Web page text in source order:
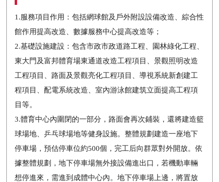
1.服務項目作用：包括網球館及戶外附設設備改造、綜合性
館作用提高改造、數據服務中心提高改造等；
2.基礎設施建設：包含市政市政道路工程、園林綠化工程、
東大門及富邦體育場東通道改造工程項目、景觀照明改造
工程項目、路面及景觀亮化工程項目、導視系統新創建工
程項目、配電系統改造、室內游泳館建筑立面提高工程項
目等。
3.體育中心內圍閉的一部分，路面會再次鋪裝，還將建造籃
球場地、乒乓球場地等健身設施。整體規劃建造一座地下
停車場，預估停車位約500個，完工后向群眾對外開放。依
據整體規劃，地下停車場無外接設備進出口，若機動車輛
想停進來，需進到成體中心內。地下停車場上邊，將置放